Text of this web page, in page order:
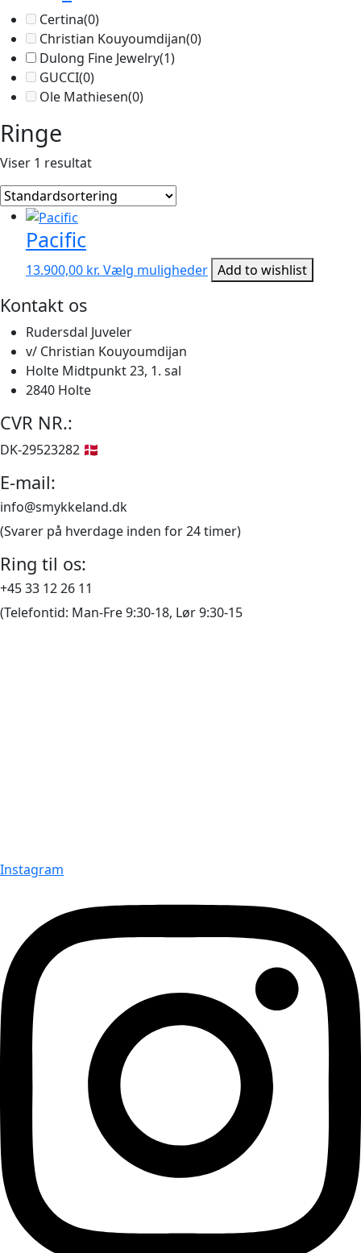
Certina(0)
Christian Kouyoumdijan(0)
Dulong Fine Jewelry(1)
GUCCI(0)
Ole Mathiesen(0)
Ringe
Viser 1 resultat
Pacific
13.900,00 kr. Vælg mulighederDette
vare
Add to wishlist
Kontakt os
Rudersdal Juveler
v/ Christian Kouyoumdijan
Holte Midtpunkt 23, 1. sal
2840 Holte
CVR NR.:
DK-29523282 🇩🇰
E-mail:
info@smykkeland.dk
(Svarer på hverdage inden for 24 timer)
Ring til os:
+45 33 12 26 11
(Telefontid: Man-Fre 9:30-18, Lør 9:30-15
Instagram